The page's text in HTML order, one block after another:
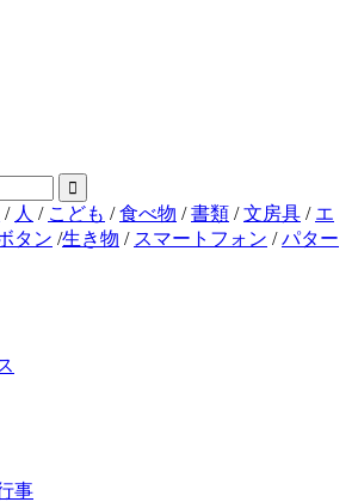
/ 人 / こども /食べ物 /書類 /文房具 / エ
タン /生き物 / スマートフォン /パター
事